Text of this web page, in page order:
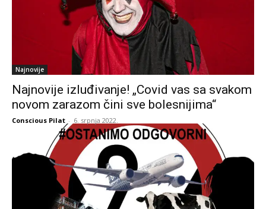
Najnovije
Najnovije izluđivanje! „Covid vas sa svakom
novom zarazom čini sve bolesnijima“
Conscious Pilat - 6. srpnja 2022.